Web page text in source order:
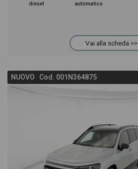
diesel automatico
Vai alla scheda >>
NUOVO Cod. 001N364875